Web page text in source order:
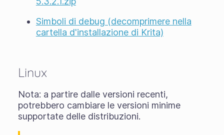
Simboli di debug (decomprimere nella
cartella d'installazione di Krita)
Linux
Nota: a partire dalle versioni recenti,
potrebbero cambiare le versioni minime
supportate delle distribuzioni.